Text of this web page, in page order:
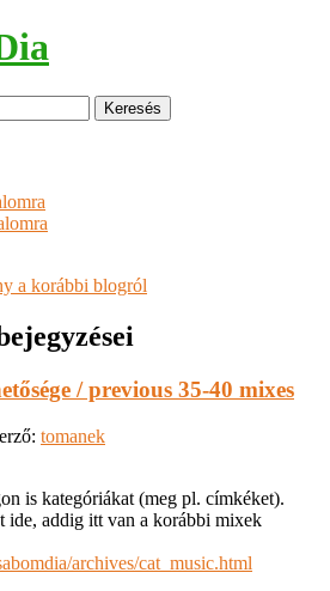
a korábbi blogról
/ previous 35-40 mixes
tomanek
is kategóriákat (meg pl. címkéket).
ide, addig itt van a korábbi mixek
archives/cat_music.html